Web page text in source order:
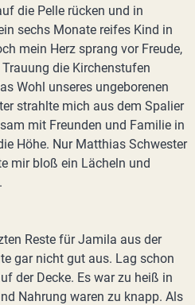
die Pelle rücken und in
sechs Monate reifes Kind in
mein Herz sprang vor Freude,
die Kirchenstufen
Wohl unseres ungeborenen
strahlte mich aus dem Spalier
mit Freunden und Familie in
Höhe. Nur Matthias Schwester
mir bloß ein Lächeln und
Reste für Jamila aus der
gar nicht gut aus. Lag schon
der Decke. Es war zu heiß in
Nahrung waren zu knapp. Als